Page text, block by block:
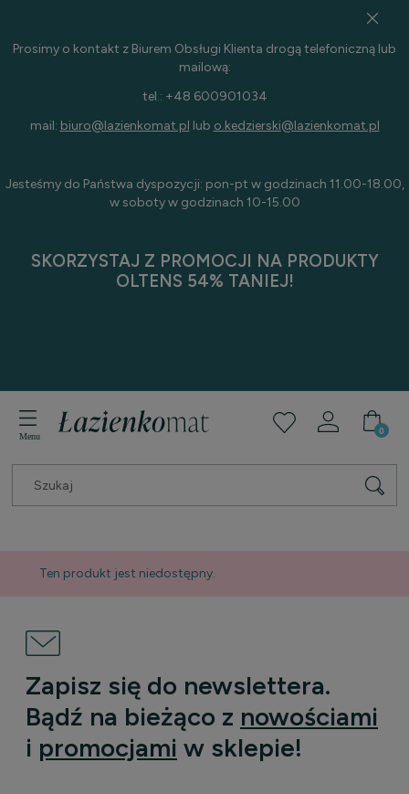
Prosimy o kontakt z Biurem Obsługi Klienta drogą telefoniczną lub
mailową:
tel.: +48 600901034
mail: biuro@lazienkomat.pl lub o.kedzierski@lazienkomat.pl
Jesteśmy do Państwa dyspozycji: pon-pt w godzinach 11.00-18.00,
w soboty w godzinach 10-15.00
SKORZYSTAJ Z PROMOCJI NA PRODUKTY
OLTENS 54% TANIEJ!
Ten produkt jest niedostępny.
Zapisz się do newslettera.
Bądź na bieżąco z nowościami
i promocjami w sklepie!